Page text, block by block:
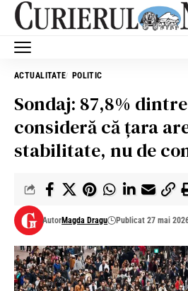
ACTUALITATE POLITIC
Sondaj: 87,8%
consideră că ţara
stabilitate, nu de
AutorMagda Dragu Publicat 27 mai